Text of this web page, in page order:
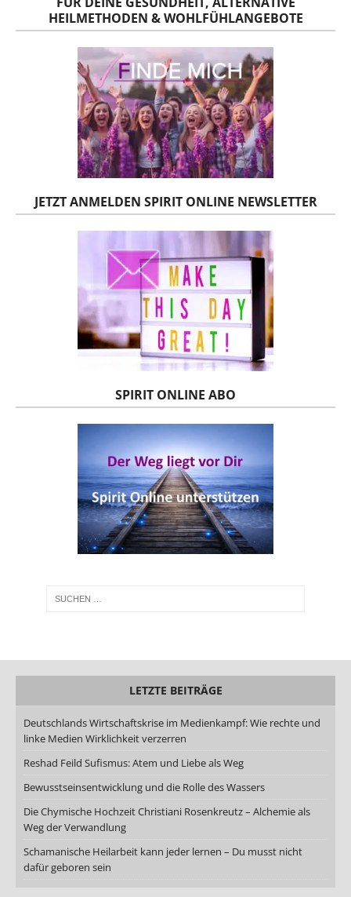
HEILMETHODEN & WOHLFÜHLANGEBOTE
JETZT ANMELDEN SPIRIT ONLINE NEWSLETTER
SPIRIT ONLINE ABO
LETZTE BEITRÄGE
Deutschlands Wirtschaftskrise im Medienkampf: Wie rechte und
linke Medien Wirklichkeit verzerren
Reshad Feild Sufismus: Atem und Liebe als Weg
Bewusstseinsentwicklung und die Rolle des Wassers
Die Chymische Hochzeit Christiani Rosenkreutz – Alchemie als
Weg der Verwandlung
Schamanische Heilarbeit kann jeder lernen – Du musst nicht
dafür geboren sein